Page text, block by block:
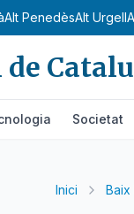
Alt PenedèsAlt Urgell
Societat
Inici Baix